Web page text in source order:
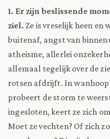
1. Er zijn beslissende
ziel. Ze is vreselijk heen en
buitenaf, angst van
atheisme, allerlei
allemaal tegelijk over de
rotsen afdrijft. In wanhoop
probeert de storm te
ingesloten, keert ze zich
Moet ze vechten? Of zich